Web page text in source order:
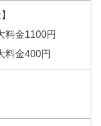
金1100円
金400円